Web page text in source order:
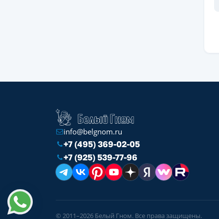
info@belgnom.ru
+7 (495) 369-02-05
+7 (925) 539-77-96
© 2011–2026 Белый Гном. Все права защищены.